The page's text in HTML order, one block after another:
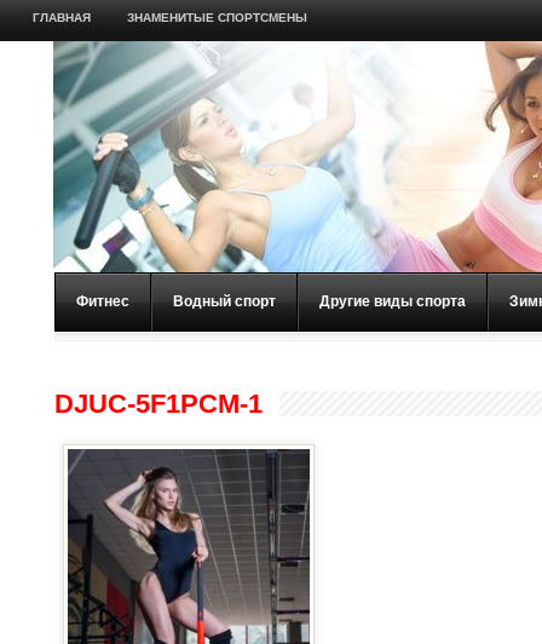
ГЛАВНАЯ ЗНАМЕНИТЫЕ СПОРТСМЕНЫ
Фитнес Водный спорт Другие виды спорта
DJUC-5F1PCM-1